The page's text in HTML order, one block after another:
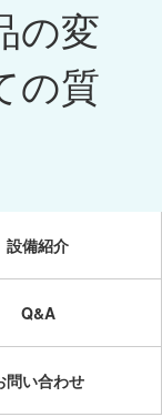
の変
の質
設備紹介
Q&A
問い合わせ